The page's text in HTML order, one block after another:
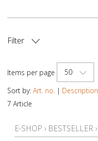
Filter
Items per page
50
Sort by: Art. no. | Description
7 Article
E-SHOP › BESTSELLER ›